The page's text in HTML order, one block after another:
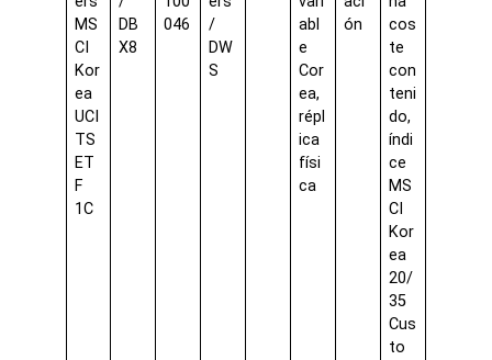
MS
CI
Kor
ea
UCI
TS
ET
F
1C
DB
X8
046
/
DW
S
abl
e
Cor
ea,
répl
ica
físi
ca
ón
cos
te
con
teni
do,
índi
ce
MS
CI
Kor
ea
20/
35
Cus
to